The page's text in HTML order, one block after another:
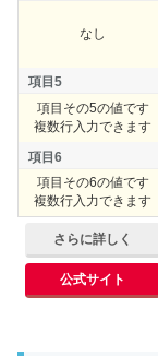
購入特典
項目5
項目5
項目6
項目6
なし
項目その5の値です
複数行入力できます
項目その6の値です
複数行入力できます
さらに詳しく
公式サイト